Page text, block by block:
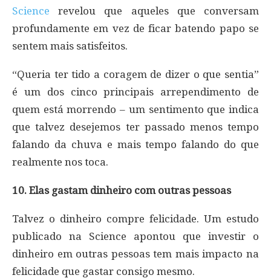
Science revelou que aqueles que conversam
profundamente em vez de ficar batendo papo se
sentem mais satisfeitos.
“Queria ter tido a coragem de dizer o que sentia”
é um dos cinco principais arrependimento de
quem está morrendo – um sentimento que indica
que talvez desejemos ter passado menos tempo
falando da chuva e mais tempo falando do que
realmente nos toca.
10. Elas gastam dinheiro com outras pessoas
Talvez o dinheiro compre felicidade. Um estudo
publicado na Science apontou que investir o
dinheiro em outras pessoas tem mais impacto na
felicidade que gastar consigo mesmo.